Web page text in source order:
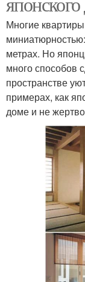
Многие
метрах. Но
много способов
пространстве
примерах, как
доме и не